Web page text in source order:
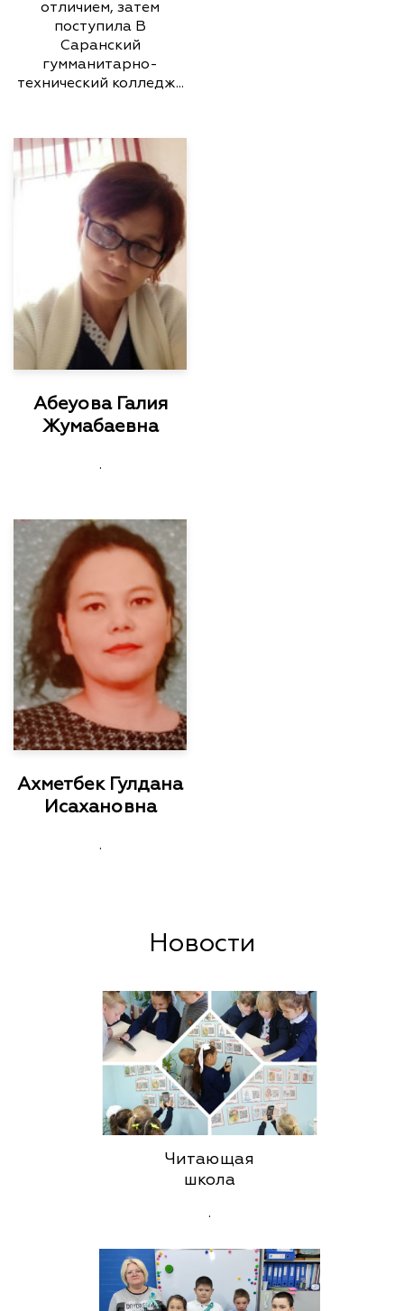
отличием, затем
поступила В
Саранский
гумманитарно-
технический колледж...
Абеуова Галия
Жумабаевна
.
Ахметбек Гулдана
Исахановна
.
Новости
Читающая
школа
.